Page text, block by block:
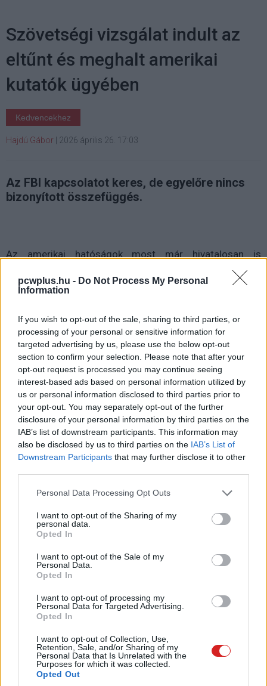
pcwplus.hu - Do Not Process My Personal
Information
If you wish to opt-out of the sale, sharing to third parties, or
processing of your personal or sensitive information for
targeted advertising by us, please use the below opt-out
section to confirm your selection. Please note that after your
opt-out request is processed you may continue seeing
interest-based ads based on personal information utilized by
us or personal information disclosed to third parties prior to
your opt-out. You may separately opt-out of the further
disclosure of your personal information by third parties on the
IAB’s list of downstream participants. This information may
also be disclosed by us to third parties on the IAB’s List of
Downstream Participants that may further disclose it to other
Please note that this website/app uses one or more Google
not limited to your visit or usage behaviour. You may click to
grant or deny consent to Google and its third-party tags to
use your data for below specified purposes in below Google
consent section.
Personal Data Processing Opt Outs
I want to opt-out of the Sharing of my
personal data.
Opted In
I want to opt-out of the Sale of my
Personal Data.
Opted In
I want to opt-out of processing my
Personal Data for Targeted Advertising.
Opted In
I want to opt-out of Collection, Use,
Retention, Sale, and/or Sharing of my
Personal Data that Is Unrelated with the
Purposes for which it was collected.
Opted Out
Szövetségi vizsgálat indult az
eltűnt és meghalt amerikai
kutatók ügyében
Kedvencekhez
Hajdú Gábor 2026 április 26. 17:03
Az FBI kapcsolatot keres, de egyelőre nincs
bizonyított összefüggés.
Az amerikai hatóságok most már hivatalosan is
vizsgálják azoknak a kutatóknak és szakembereknek az
ügyeit, akik az elmúlt években tűntek el vagy haltak meg,
védelmi programokhoz kapcsolódtak. Az FBI
megerősítette, hogy ők vezetik az esetleges
kapcsolódási pontok felderítését, miközben a
republikánus vezetésű Képviselőházi Felügyeleti
Bizottság is külön vizsgálatot indított.
A fontos pontosítás most is az, hogy a hatóságok
egyelőre nem állapítottak meg bizonyított összefüggést
az ügyek között. A Scientific American összefoglalója
szerint legalább tíz olyan esetről van szó, amelyek 2022
óta történtek, és bár az érintettek munkája miatt sokan
rögtön mintázatot keresnek bennük, jelenleg nincs
ismert bizonyíték arra, hogy a haláleseteket és
A kongresszusi vizsgálatot James Comer és Eric
szerint a leveleiket az FBI-nak, a NASA-nak, az
energiaügyi tárcának és a védelmi vezetésnek küldték el,
állnak rendelkezésre a halálesetekről és eltűnésekről,
illetve hogyan védik azokat az amerikai szakembereket,
dolgoznak.